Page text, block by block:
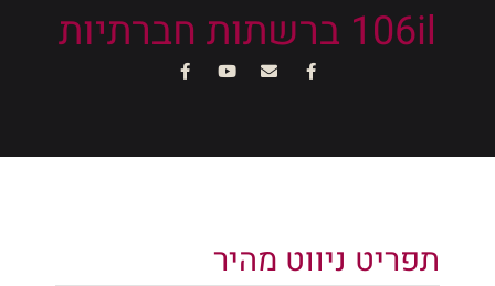
106il ברשתות חברתיות
תפריט ניווט מהיר